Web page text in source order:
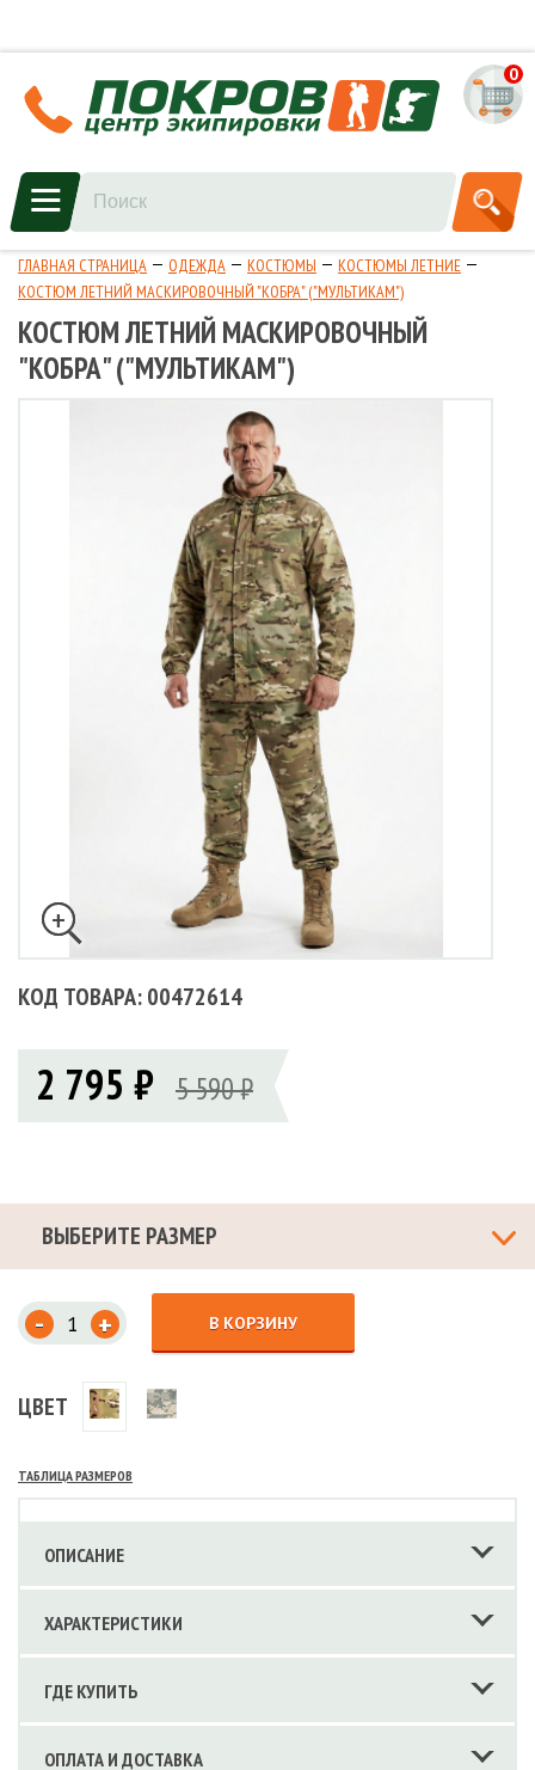
0
ГЛАВНАЯ СТРАНИЦА ОДЕЖДА КОСТЮМЫ
КОСТЮМЫ ЛЕТНИЕ
КОСТЮМ ЛЕТНИЙ МАСКИРОВОЧНЫЙ "КОБРА" ("МУЛЬТИКАМ")
КОСТЮМ ЛЕТНИЙ МАСКИРОВОЧНЫЙ
"КОБРА" ("МУЛЬТИКАМ")
КОД ТОВАРА: 00472614
2 795 ₽ 5 590 ₽
ВЫБЕРИТЕ РАЗМЕР
- + В КОРЗИНУ
ЦВЕТ
ТАБЛИЦА РАЗМЕРОВ
ОПИСАНИЕ
ХАРАКТЕРИСТИКИ
ГДЕ КУПИТЬ
ОПЛАТА И ДОСТАВКА